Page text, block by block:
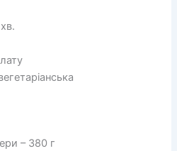
– 380 г